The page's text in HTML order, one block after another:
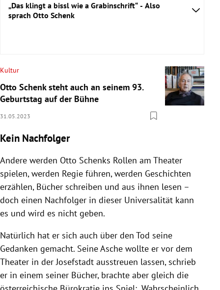
„Das klingt a bissl wie a Grabinschrift“ - Also
sprach Otto Schenk
Kultur
Otto Schenk steht auch an seinem 93.
Geburtstag auf der Bühne
31.05.2023
Kein Nachfolger
Andere werden Otto Schenks Rollen am Theater
spielen, werden Regie führen, werden Geschichten
erzählen, Bücher schreiben und aus ihnen lesen –
doch einen Nachfolger in dieser Universalität kann
es und wird es nicht geben.
Natürlich hat er sich auch über den Tod seine
Gedanken gemacht. Seine Asche wollte er vor dem
Theater in der Josefstadt ausstreuen lassen, schrieb
er in einem seiner Bücher, brachte aber gleich die